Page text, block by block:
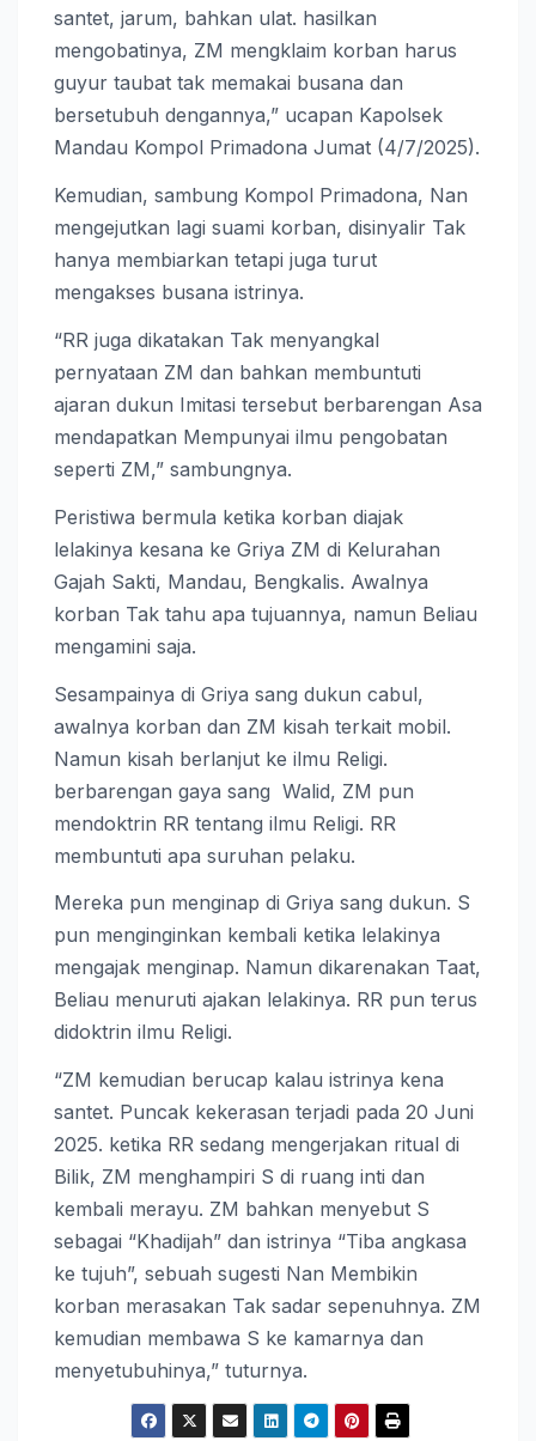
santet, jarum, bahkan ulat. hasilkan
mengobatinya, ZM mengklaim korban harus
guyur taubat tak memakai busana dan
bersetubuh dengannya,” ucapan Kapolsek
Mandau Kompol Primadona Jumat (4/7/2025).
Kemudian, sambung Kompol Primadona, Nan
mengejutkan lagi suami korban, disinyalir Tak
hanya membiarkan tetapi juga turut
mengakses busana istrinya.
“RR juga dikatakan Tak menyangkal
pernyataan ZM dan bahkan membuntuti
ajaran dukun Imitasi tersebut berbarengan Asa
mendapatkan Mempunyai ilmu pengobatan
seperti ZM,” sambungnya.
Peristiwa bermula ketika korban diajak
lelakinya kesana ke Griya ZM di Kelurahan
Gajah Sakti, Mandau, Bengkalis. Awalnya
korban Tak tahu apa tujuannya, namun Beliau
mengamini saja.
Sesampainya di Griya sang dukun cabul,
awalnya korban dan ZM kisah terkait mobil.
Namun kisah berlanjut ke ilmu Religi.
berbarengan gaya sang Walid, ZM pun
mendoktrin RR tentang ilmu Religi. RR
membuntuti apa suruhan pelaku.
Mereka pun menginap di Griya sang dukun. S
pun menginginkan kembali ketika lelakinya
mengajak menginap. Namun dikarenakan Taat,
Beliau menuruti ajakan lelakinya. RR pun terus
didoktrin ilmu Religi.
“ZM kemudian berucap kalau istrinya kena
santet. Puncak kekerasan terjadi pada 20 Juni
2025. ketika RR sedang mengerjakan ritual di
Bilik, ZM menghampiri S di ruang inti dan
kembali merayu. ZM bahkan menyebut S
sebagai “Khadijah” dan istrinya “Tiba angkasa
ke tujuh”, sebuah sugesti Nan Membikin
korban merasakan Tak sadar sepenuhnya. ZM
kemudian membawa S ke kamarnya dan
menyetubuhinya,” tuturnya.